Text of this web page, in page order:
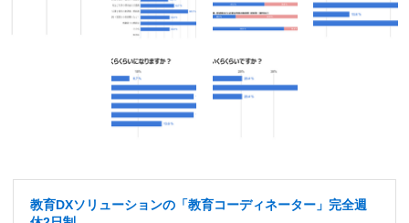
教育DXソリューションの「教育コーディネーター」完全週